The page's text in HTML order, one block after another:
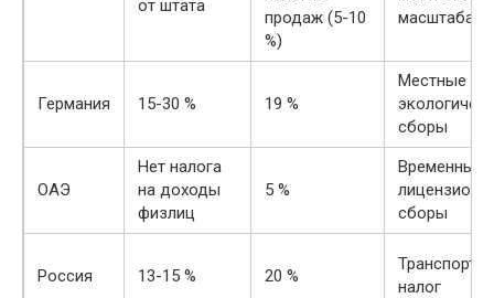
от штата
продаж (5-10
%)
масштаба
Германия 15-30 % 19 %
Местные
сборы
ОАЭ
Нет налога
на доходы
физлиц
5 %
Временные
сборы
Россия 13-15 % 20 %
налог